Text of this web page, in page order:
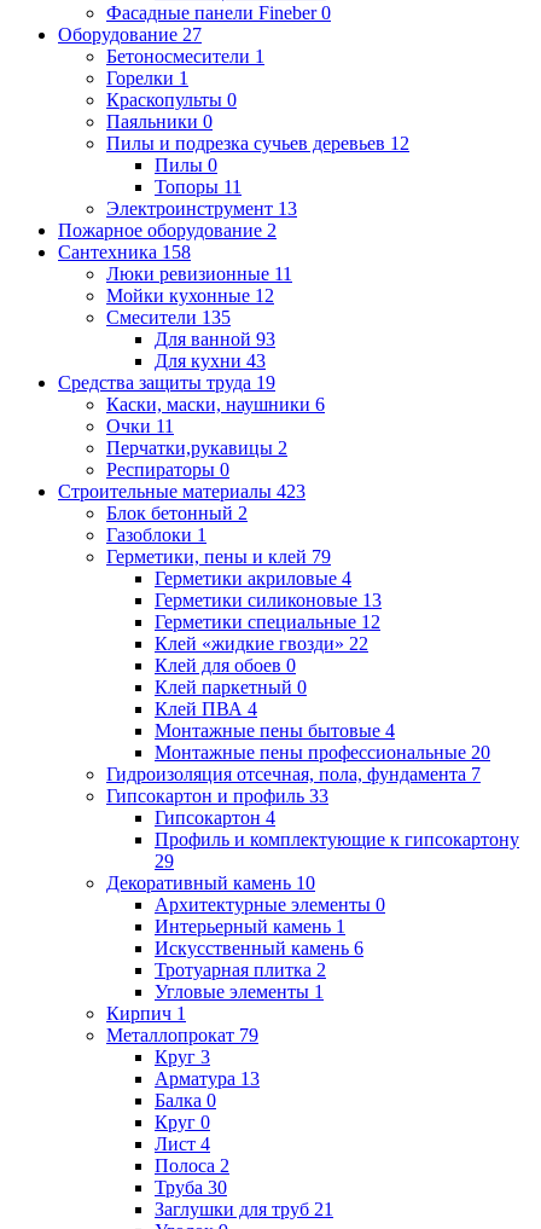
Фасадные панели Fineber0
Оборудование 27
Бетоносмесители 1
Горелки 1
Краскопульты 0
Паяльники 0
Пилы и подрезка сучьев деревьев 12
Пилы 0
Топоры 11
Электроинструмент 13
Пожарное оборудование 2
Сантехника 158
Люки ревизионные 11
Мойки кухонные 12
Смесители 135
Для ванной 93
Для кухни 43
Средства защиты труда 19
Каски, маски, наушники 6
Очки 11
Перчатки,рукавицы 2
Респираторы 0
Строительные материалы 423
Блок бетонный 2
Газоблоки 1
Герметики, пены и клей 79
Герметики акриловые 4
Герметики силиконовые 13
Герметики специальные 12
Клей «жидкие гвозди» 22
Клей для обоев 0
Клей паркетный 0
Клей ПВА 4
Монтажные пены бытовые 4
Монтажные пены профессиональные 20
Гидроизоляция отсечная, пола, фундамента 7
Гипсокартон и профиль 33
Гипсокартон 4
Профиль и комплектующие к гипсокартону
29
Декоративный камень 10
Архитектурные элементы 0
Интерьерный камень 1
Искусственный камень 6
Тротуарная плитка 2
Угловые элементы 1
Кирпич 1
Металлопрокат 79
Круг 3
Арматура 13
Балка 0
Круг 0
Лист 4
Полоса 2
Труба 30
Заглушки для труб 21